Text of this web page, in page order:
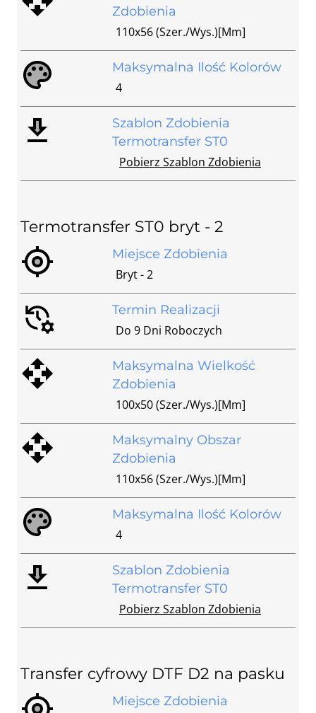
Zdobienia
110x56 (szer./wys.)[mm]
Maksymalna Ilość Kolorów
4
Szablon Zdobienia
Termotransfer ST0
Pobierz Szablon Zdobienia
Termotransfer ST0 bryt - 2
Miejsce Zdobienia
Bryt - 2
Termin Realizacji
Do 9 Dni Roboczych
Maksymalna Wielkość
Zdobienia
100x50 (szer./wys.)[mm]
Maksymalny Obszar
Zdobienia
110x56 (szer./wys.)[mm]
Maksymalna Ilość Kolorów
4
Szablon Zdobienia
Termotransfer ST0
Pobierz Szablon Zdobienia
Transfer cyfrowy DTF D2 na pasku
Miejsce Zdobienia